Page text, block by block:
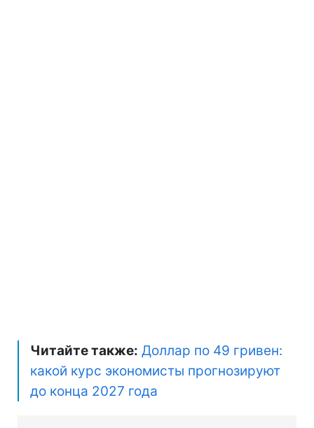
Читайте также: Доллар по 49 гривен:
какой курс экономисты прогнозируют
до конца 2027 года